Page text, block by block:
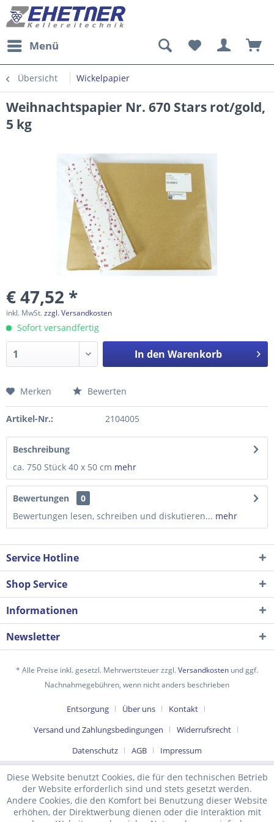
Menü
Übersicht Wickelpapier
Weihnachtspapier Nr. 670 Stars rot/gold,
5 kg
€ 47,52 *
inkl. MwSt.zzgl. Versandkosten
Sofort versandfertig
In den Warenkorb
Preis anfragen
Ich habe dieDatenschutzerklärunggelesen,
Mit * gekennzeichnete Felder sind Pflichtfelder.
Merken Bewerten
Artikel-Nr.: 2104005
Beschreibung
ca. 750 Stück 40 x 50 cm mehr
Bewertungen
0
Bewertungen lesen, schreiben und diskutieren... mehr
Service Hotline
Shop Service
Informationen
Newsletter
* Alle Preise inkl. gesetzl. Mehrwertsteuer zzgl.Versandkosten und ggf.
Nachnahmegebühren, wenn nicht anders beschrieben
Entsorgung Über uns
Kontakt
Versand und Zahlungsbedingungen
Widerrufsrecht
Datenschutz
AGB Impressum
Diese Website benutzt Cookies, die für den technischen Betrieb
der Website erforderlich sind und stets gesetzt werden.
Andere Cookies, die den Komfort bei Benutzung dieser Website
erhöhen, der Direktwerbung dienen oder die Interaktion mit